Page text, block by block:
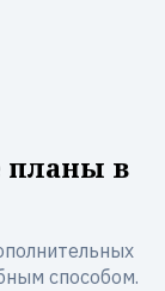
планы в
способом.